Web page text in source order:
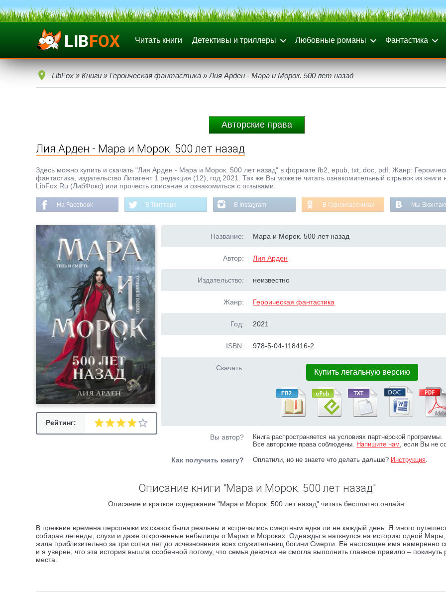
Читать книги Детективы и триллеры Любовные романы Фантастика
LibFox » Книги » Героическая фантастика » Лия Арден - Мара и Морок. 500 лет назад
Авторские права
Лия Арден - Мара и Морок. 500 лет назад
Здесь можно купить и скачать "Лия Арден - Мара и Морок. 500 лет назад" в формате fb2, epub, txt, doc, pdf. Жанр:
фантастика, издательство Литагент 1 редакция (12), год 2021. Так же Вы можете читать ознакомительный отрывок из книги
LibFox.Ru (ЛибФокс) или прочесть описание и ознакомиться с отзывами.
На Facebook В Твиттере В Instagram В Одноклассниках Мы
Рейтинг:
Название: Мара и Морок. 500 лет назад
Автор: Лия Арден
Издательство: неизвестно
Жанр: Героическая фантастика
Год: 2021
ISBN: 978-5-04-118416-2
Скачать: Купить легальную версию
Вы автор?
Книга распространяется на условиях партнёрской программы.
Все авторские права соблюдены. Напишите нам, если Вы не
Как получить книгу? Оплатили, но не знаете что делать дальше? Инструкция.
Описание книги "Мара и Морок. 500 лет назад"
Описание и краткое содержание "Мара и Морок. 500 лет назад" читать бесплатно онлайн.
В прежние времена персонажи из сказок были реальны и встречались смертным едва ли не каждый день. Я много
собирая легенды, слухи и даже откровенные небылицы о Марах и Мороках. Однажды я наткнулся на историю одной Мары,
жила приблизительно за три сотни лет до исчезновения всех служительниц богини Смерти. Её настоящее имя намеренно
и я уверен, что эта история вышла особенной потому, что семья девочки не смогла выполнить главное правило – покинуть
места.